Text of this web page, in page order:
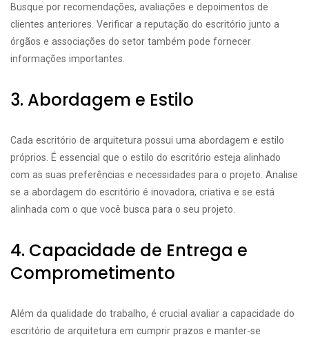
Busque por recomendações, avaliações e depoimentos de
clientes anteriores. Verificar a reputação do escritório junto a
órgãos e associações do setor também pode fornecer
informações importantes.
3. Abordagem e Estilo
Cada escritório de arquitetura possui uma abordagem e estilo
próprios. É essencial que o estilo do escritório esteja alinhado
com as suas preferências e necessidades para o projeto. Analise
se a abordagem do escritório é inovadora, criativa e se está
alinhada com o que você busca para o seu projeto.
4. Capacidade de Entrega e
Comprometimento
Além da qualidade do trabalho, é crucial avaliar a capacidade do
escritório de arquitetura em cumprir prazos e manter-se